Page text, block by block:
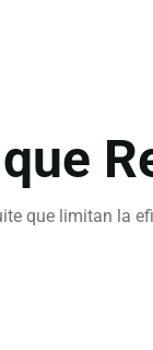
que limitan la